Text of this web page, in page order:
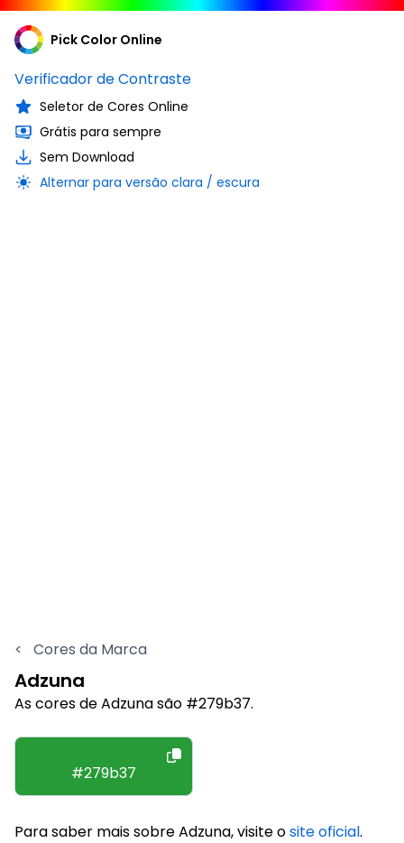
Pick Color Online
Verificador de Contraste
Seletor de Cores Online
Grátis para sempre
Sem Download
Alternar para versão clara / escura
< Cores da Marca
Adzuna
As cores de Adzuna são #279b37.
#279b37
Para saber mais sobre Adzuna, visite osite oficial.